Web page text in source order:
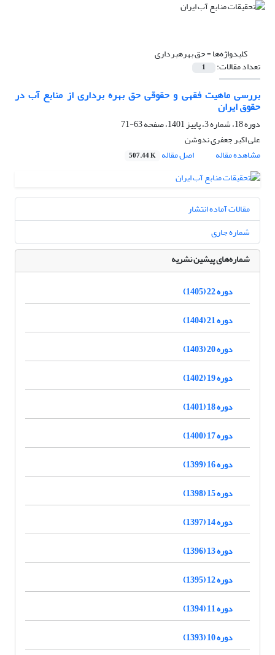
کلیدواژه‌ها =حق بهره‎برداری
تعداد مقالات: 1
بررسی ماهیت فقهی و حقوقی حق بهره برداری از منابع آب در
حقوق ایران
دوره 18، شماره 3، پاییز 1401، صفحه
63-71
علی اکبر جعفری ندوشن
مشاهده مقاله
اصل مقاله 507.44 K
مقالات آماده انتشار
شماره جاری
شماره‌های پیشین نشریه
دوره 22 (1405)
دوره 21 (1404)
دوره 20 (1403)
دوره 19 (1402)
دوره 18 (1401)
دوره 17 (1400)
دوره 16 (1399)
دوره 15 (1398)
دوره 14 (1397)
دوره 13 (1396)
دوره 12 (1395)
دوره 11 (1394)
دوره 10 (1393)